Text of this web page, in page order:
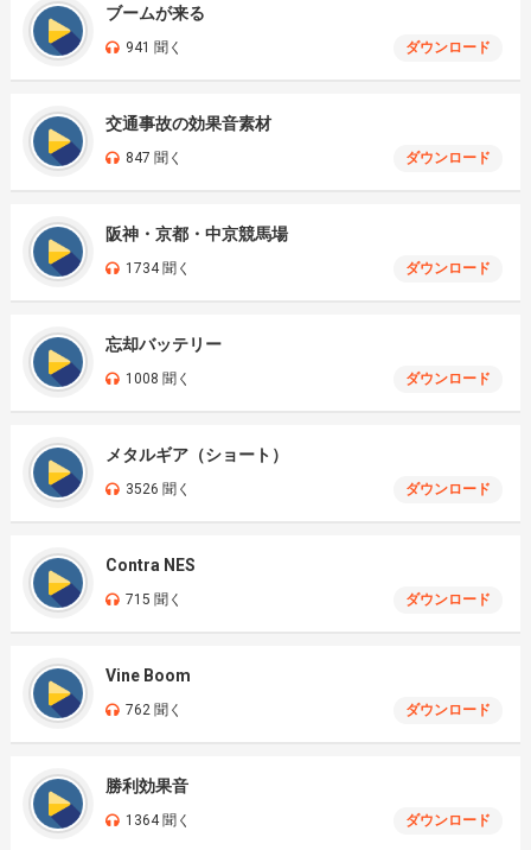
ブームが来る
941 聞く ダウンロード
交通事故の効果音素材
847 聞く ダウンロード
阪神・京都・中京競馬場
1734 聞く ダウンロード
忘却バッテリー
1008 聞く ダウンロード
メタルギア（ショート）
3526 聞く ダウンロード
Contra NES
715 聞く ダウンロード
Vine Boom
762 聞く ダウンロード
勝利効果音
1364 聞く ダウンロード